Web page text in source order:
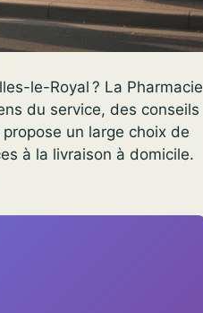
le-Royal ? La Pharmacie
du service, des conseils
un large choix de
à la livraison à domicile.